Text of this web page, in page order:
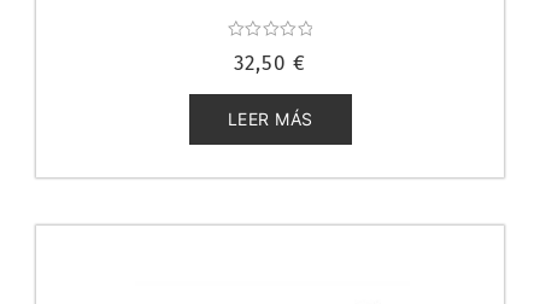
con
de
5
32,50 €
LEER MÁS